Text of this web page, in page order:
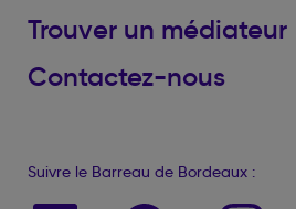
Trouver un médiateur
Contactez-nous
Suivre le Barreau de Bordeaux :